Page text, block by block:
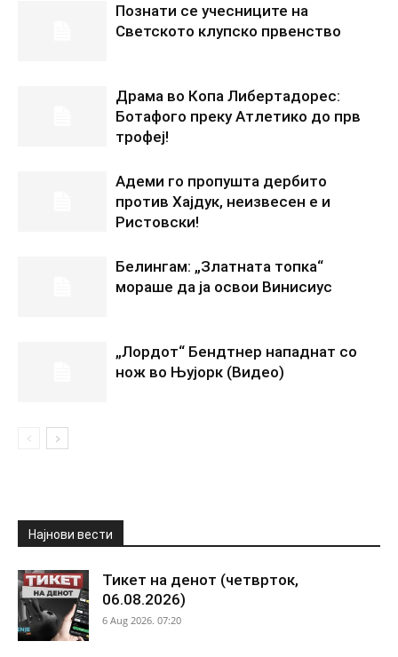
Познати се учесниците на
Светското клупско првенство
Драма во Копа Либертадорес:
Ботафого преку Атлетико до прв
трофеј!
Адеми го пропушта дербито
против Хајдук, неизвесен е и
Ристовски!
Белингам: „Златната топка“
мораше да ја освои Винисиус
„Лордот“ Бендтнер нападнат со
нож во Њујорк (Видео)
Најнови вести
Тикет на денот (четврток,
06.08.2026)
6 Aug 2026. 07:20